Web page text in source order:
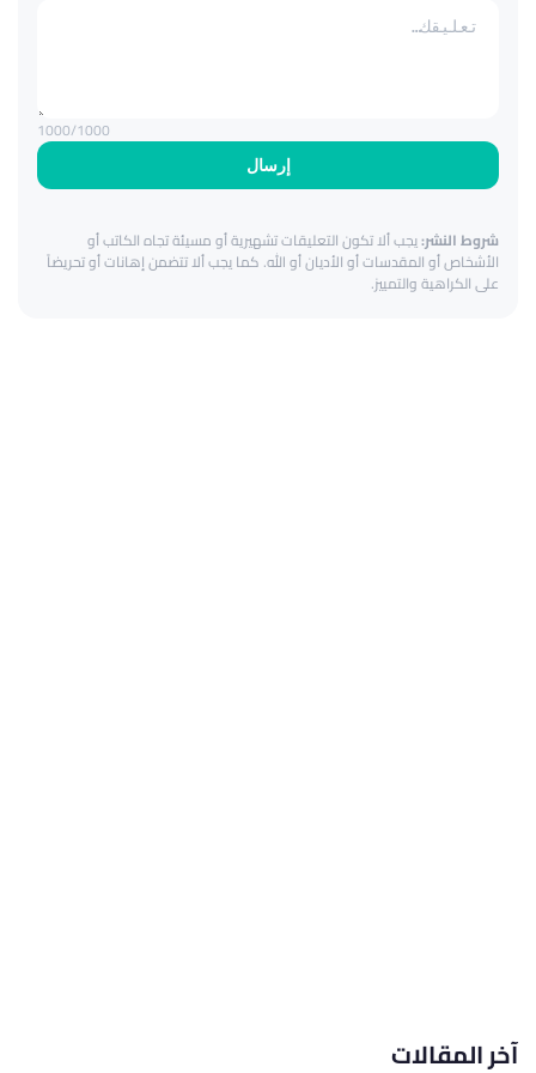
إرسال
1000/1000
شروط النشر:يجب ألا تكون التعليقات تشهيرية أو مسيئة تجاه الكاتب أو
الأشخاص أو المقدسات أو الأديان أو الله. كما يجب ألا تتضمن إهانات أو تحريضاً
على الكراهية والتمييز.
آخر المقالات